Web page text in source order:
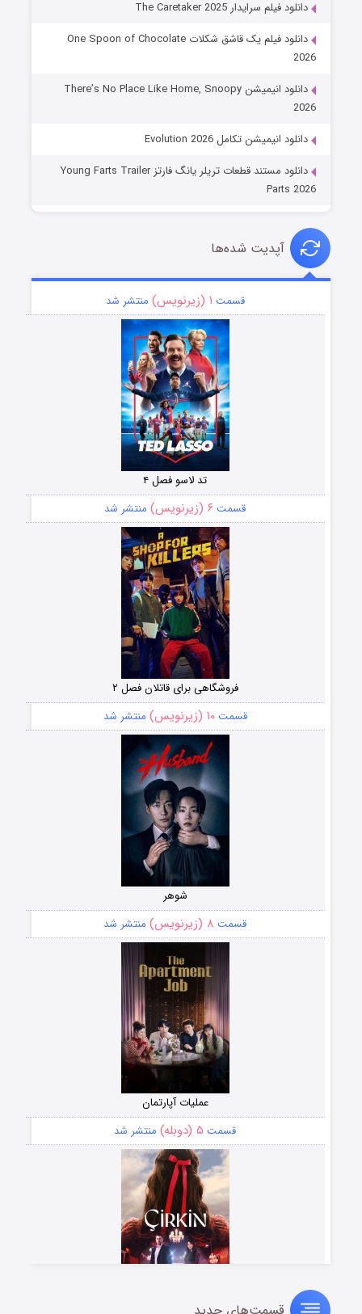
دانلود فیلم سرایدار The Caretaker 2025
دانلود فیلم یک قاشق شکلات One Spoon of Chocolate
2026
دانلود انیمیشن There’s No Place Like Home, Snoopy
2026
دانلود انیمیشن تکامل Evolution 2026
دانلود مستند قطعات تریلر یانگ فارتز Young Farts Trailer
Parts 2026
آپدیت شده‌ها
قسمت ۱ (زیرنویس) منتشر شد
تد لاسو فصل ۴
قسمت ۶ (زیرنویس) منتشر شد
فروشگاهی برای قاتلان فصل ۲
قسمت۱۰ (زیرنویس) منتشر شد
شوهر
قسمت ۸ (زیرنویس) منتشر شد
عملیات آپارتمان
قسمت ۵ (دوبله) منتشر شد
سریال زشت